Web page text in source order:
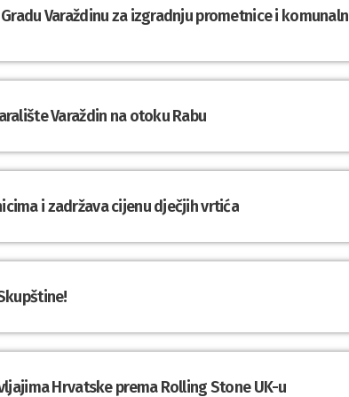
Varaždinu za izgradnju prometnice i
Varaždin na otoku Rabu
i zadržava cijenu dječjih vrtića
Hrvatske prema Rolling Stone UK-u